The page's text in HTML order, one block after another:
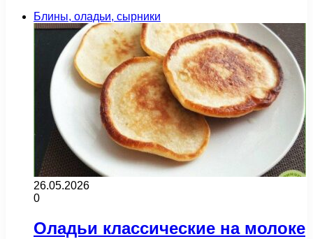
Блины, оладьи, сырники
26.05.2026
0
Оладьи классические на молоке